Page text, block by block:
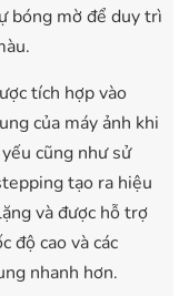
bóng mờ để duy trì
tích hợp vào
của máy ảnh khi
cũng như sử
tạo ra hiệu
và được hỗ trợ
độ cao và các
nhanh hơn.